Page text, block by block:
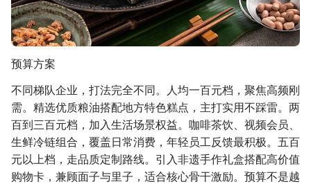
预算方案
不同梯队企业，打法完全不同。人均一百元档，聚焦高频刚
需。精选优质粮油搭配地方特色糕点，主打实用不踩雷。两
百到三百元档，加入生活场景权益。咖啡茶饮、视频会员、
生鲜冷链组合，覆盖日常消费，年轻员工反馈最积极。五百
元以上档，走品质定制路线。引入非遗手作礼盒搭配高价值
购物卡，兼顾面子与里子，适合核心骨干激励。预算不是越